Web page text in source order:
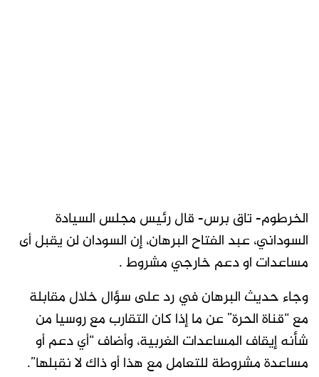
الخرطوم- تاق برس- قال رئيس مجلس السيادة
السوداني، عبد الفتاح البرهان، إن السودان لن يقبل أى
مساعدات او دعم خارجي مشروط .
وجاء حديث البرهان في رد على سؤال خلال مقابلة
مع “قناة الحرة” عن ما إذا كان التقارب مع روسيا من
شأنه إيقاف المساعدات الغربية، وأضاف “أي دعم أو
مساعدة مشروطة للتعامل مع هذا أو ذاك لا نقبلها”.